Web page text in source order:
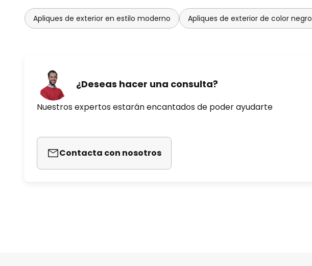
Apliques de exterior en estilo moderno Apliques de exterior de color negro
¿Deseas hacer una consulta?
Nuestros expertos estarán encantados de poder ayudarte
Contacta con nosotros